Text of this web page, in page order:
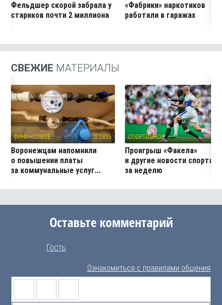
Фельдшер скорой забрала у
стариков почти 2 миллиона
«Фабрики» наркотиков
работали в гаражах
СВЕЖИЕ МАТЕРИАЛЫ
ФИНАНСОВОЕ 2855
Воронежцам напомнили
о повышении платы
за коммунальные услуг...
СПОРТИВНОЕ
Проигрыш «Факела»
и другие новости спорта
за неделю
Оставьте комментарий
Гость
Ознакомиться с правилами общения